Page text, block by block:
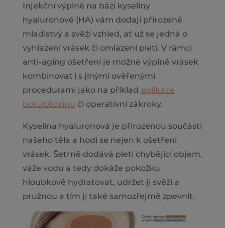
Injekční výplně na bázi kyseliny
hyaluronové (HA) vám dodají přirozeně
mladistvý a svěží vzhled, ať už se jedná o
vyhlazení vrásek či omlazení pleti. V rámci
anti-aging ošetření je možné výplně vrásek
kombinovat i s jinými ověřenými
procedurami jako na příklad aplikace
botulotoxinu či operativní zákroky.
Kyselina hyaluronová je přirozenou součástí
našeho těla a hodí se nejen k ošetření
vrásek. Šetrně dodává pleti chybějící objem,
váže vodu a tedy dokáže pokožku
hloubkově hydratovat, udržet ji svěží a
pružnou a tím ji také samozřejmě zpevnit.